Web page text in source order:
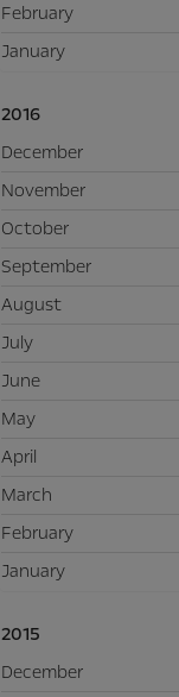
February
January
2016
December
November
October
September
August
July
June
May
April
March
February
January
2015
December